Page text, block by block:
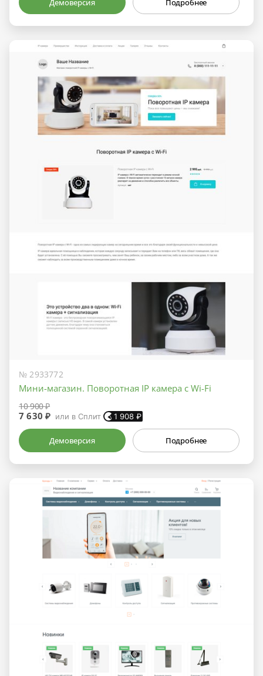
Демоверсия Подробнее
№ 2933772
Мини-магазин. Поворотная IP камера с Wi-Fi
10 900 ₽
7 630 ₽ или в Сплит 1 908 ₽
Демоверсия Подробнее